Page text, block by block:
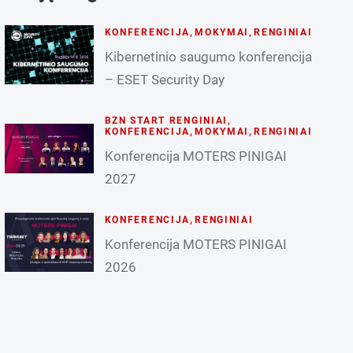
KONFERENCIJA ,MOKYMAI ,RENGINIAI
Kibernetinio saugumo konferencija
– ESET Security Day
BZN START RENGINIAI ,
KONFERENCIJA ,MOKYMAI ,RENGINIAI
Konferencija MOTERS PINIGAI
2027
KONFERENCIJA ,RENGINIAI
Konferencija MOTERS PINIGAI
2026